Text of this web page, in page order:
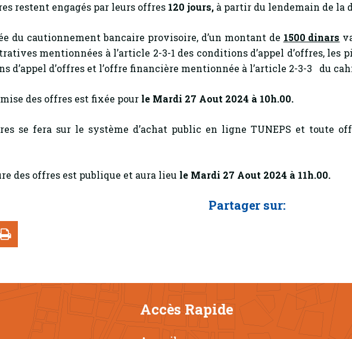
restent engagés par leurs offres 120 jours, à partir du lendemain de la
du cautionnement bancaire provisoire, d’un montant de 1500 dinars
mentionnées à l’article 2-3-1 des conditions d’appel d’offres, les
d’appel d’offres et l’offre financière mentionnée à l’article 2-3-3 du
des offres est fixée pour le Mardi 27 Aout 2024 à 10h.00.
se fera sur le système d’achat public en ligne TUNEPS et toute
des offres est publique et aura lieu le Mardi 27 Aout 2024 à 11h.00.
Partager sur:
Accès Rapide